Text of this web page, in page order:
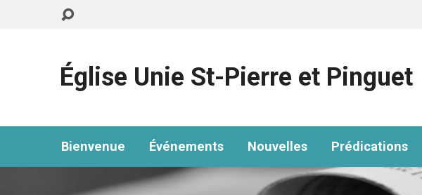
Église Unie St-Pierre et Pinguet
Bienvenue Événements Nouvelles Prédications